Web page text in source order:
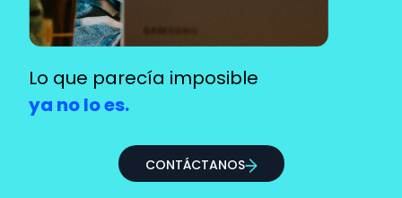
Lo que parecía imposible
ya no lo es.
CONTÁCTANOS